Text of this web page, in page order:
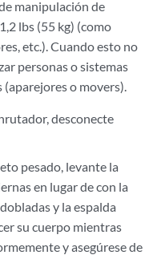
manipulación de
lbs (55 kg) (como
etc.). Cuando esto no
personas o sistemas
o movers).
desconecte
pesado, levante la
en lugar de con la
y la espalda
su cuerpo mientras
y asegúrese de